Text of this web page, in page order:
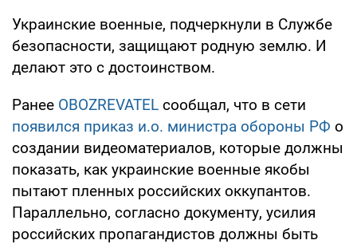
Украинские военные, подчеркнули в Службе
безопасности, защищают родную землю. И
делают это с достоинством.
Ранее OBOZREVATEL сообщал, что в сети
появился приказ и.о. министра обороны РФ о
создании видеоматериалов, которые должны
показать, как украинские военные якобы
пытают пленных российских оккупантов.
Параллельно, согласно документу, усилия
российских пропагандистов должны быть